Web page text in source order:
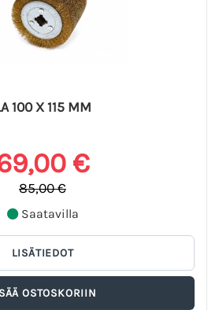
100 X 115 MM
€
85,00 €
Saatavilla